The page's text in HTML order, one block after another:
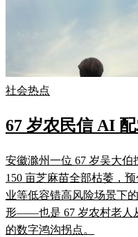
社会热点
67 岁农民信 AI
安徽滁州一位 67 岁吴大
150 亩芝麻苗全部枯萎，
业等低容错高风险场景下
形——也是 67 岁农村老人
的数字鸿沟拐点。